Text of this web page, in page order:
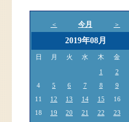
＜ 今月 ＞
2019年08月
日 月 火 水 木 金
1 2
4
5 6 7 8 9
11
12 13 14 15 16
18
19 20 21 22 23